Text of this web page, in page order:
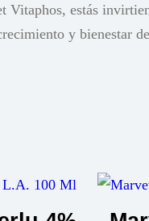
estás
y bienestar